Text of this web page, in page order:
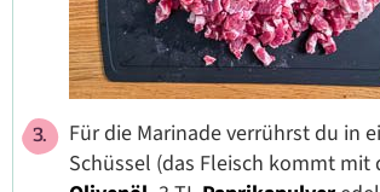
Für die Marinade verrührst du in
Schüssel (das Fleisch kommt mit